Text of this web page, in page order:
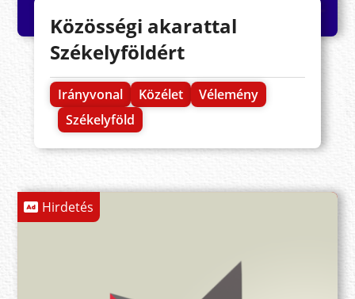
Közösségi akarattal
Székelyföldért
Irányvonal Közélet
Vélemény
Székelyföld
Hirdetés